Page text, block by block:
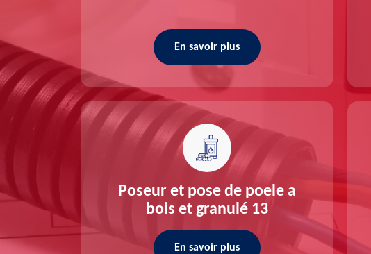
13
En savoir plus
Poseur et pose de poele a
bois et granulé 13
En savoir plus